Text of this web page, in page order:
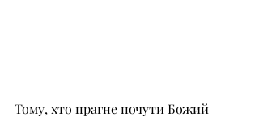
Тому, хто прагне почути Божий